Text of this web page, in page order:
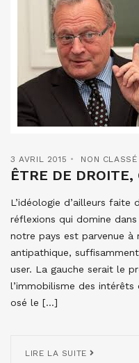
3 AVRIL 2015 NON CLASSÉ
ÊTRE DE DROITE,
L’idéologie d’ailleurs faite
réflexions qui domine
notre pays est parvenue à
antipathique,
user. La gauche serait le
l’immobilisme des
osé le […]
LIRE LA SUITE